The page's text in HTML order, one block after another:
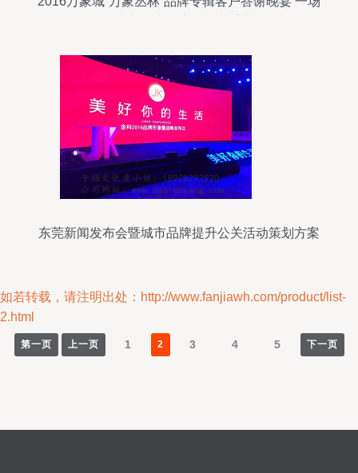
东莞新闻发布会暨城市品牌提升公关活动策划方案
如若转载，请注明出处：http://www.fanjiawh.com/product/list-
2.html
第一页 上一页 1 2 3 4 5 下一页